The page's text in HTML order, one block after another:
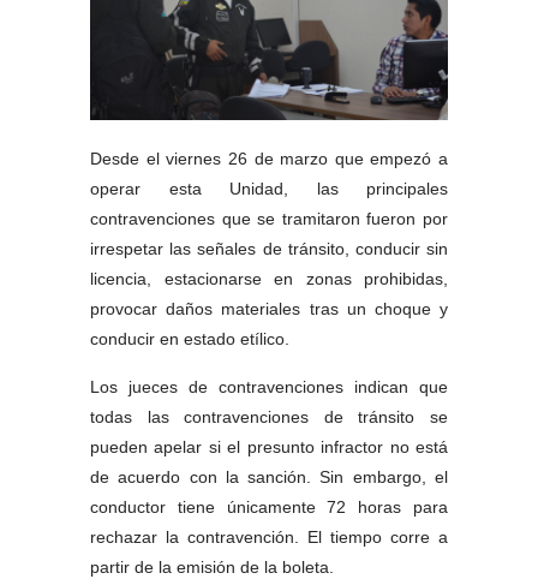
Desde el viernes 26 de marzo que empezó a
operar esta Unidad, las principales
contravenciones que se tramitaron fueron por
irrespetar las señales de tránsito, conducir sin
licencia, estacionarse en zonas prohibidas,
provocar daños materiales tras un choque y
conducir en estado etílico.
Los jueces de contravenciones indican que
todas las contravenciones de tránsito se
pueden apelar si el presunto infractor no está
de acuerdo con la sanción. Sin embargo, el
conductor tiene únicamente 72 horas para
rechazar la contravención. El tiempo corre a
partir de la emisión de la boleta.